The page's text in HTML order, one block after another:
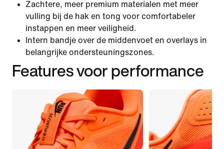
Zachtere, meer premium materialen met meer
vulling bij de hak en tong voor comfortabeler
instappen en meer veiligheid.
Intern bandje over de middenvoet en overlays in
belangrijke ondersteuningszones.
Features voor performance